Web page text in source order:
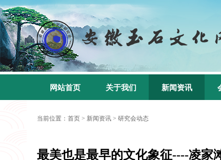
网站首页 关于我们 新闻资讯
当前位置： 首页 > 新闻资讯 > 研究会动态
最美也是最早的文化象征----凌家